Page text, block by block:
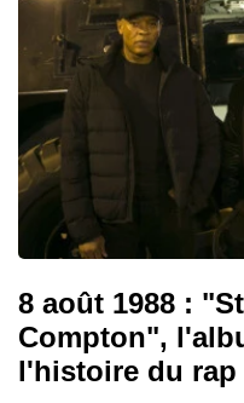
8 août 1988 :
Compton",
l'histoire du rap